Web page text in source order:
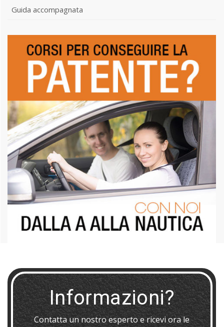
Guida accompagnata
Informazioni?
Contatta un nostro esperto e ricevi ora le